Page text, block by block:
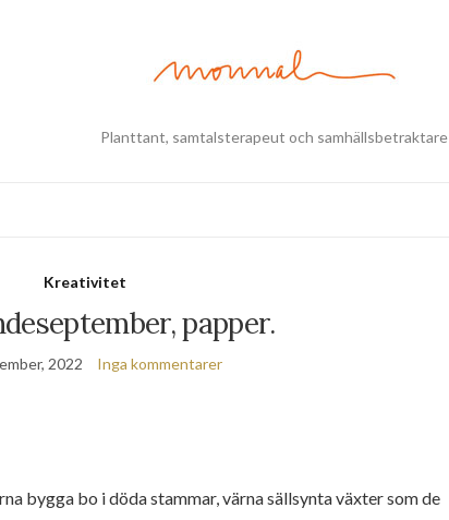
Planttant, samtalsterapeut och samhällsbetraktare
Kreativitet
papper.
2022 Inga kommentarer
bygga bo i döda stammar, värna sällsynta växter som de